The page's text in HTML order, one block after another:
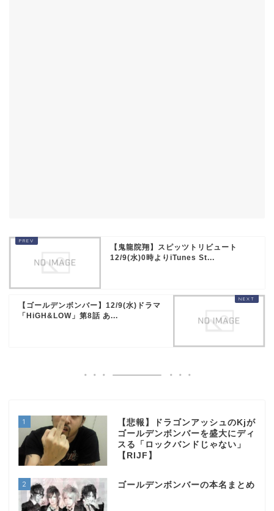
【鬼龍院翔】スピッツトリビュート
12/9(水)0時よりiTunes St...
【ゴールデンボンバー】12/9(水)ドラマ
「HiGH&LOW」第8話 あ...
1
【悲報】ドラゴンアッシュのKjが
ゴールデンボンバーを盛大にディ
スる「ロックバンドじゃない」
【RIJF】
2 ゴールデンボンバーの本名まとめ